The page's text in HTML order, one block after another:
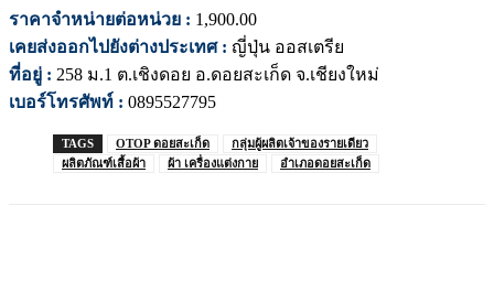
ราคาจำหน่ายต่อหน่วย : 1,900.00
เคยส่งออกไปยังต่างประเทศ : ญี่ปุ่น ออสเตรีย
ที่อยู่ : 258 ม.1 ต.เชิงดอย อ.ดอยสะเก็ด จ.เชียงใหม่
เบอร์โทรศัพท์ : 0895527795
TAGS OTOP ดอยสะเก็ด
กลุ่มผู้ผลิตเจ้าของรายเดียว
ผลิตภัณฑ์เสื้อผ้า
ผ้า เครื่องแต่งกาย อำเภอดอยสะเก็ด